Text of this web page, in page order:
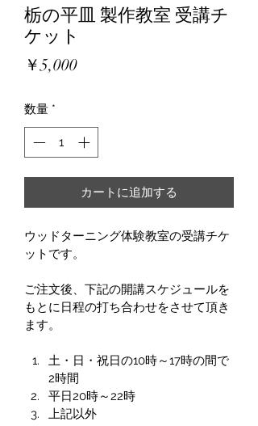
栃の平皿 製作教室 受講チ
ケット
￥5,000価
数量 *
カートに追加する
ウッドターニング体験教室の受講チケ
ットです。
ご注文後、下記の開講スケジュールを
もとに日程の打ち合わせをさせて頂き
ます。
土・日・祝日の10時～17時の間で
2時間
平日20時～22時
上記以外